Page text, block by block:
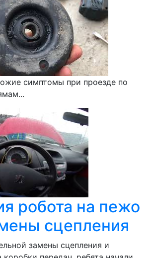
симптомы при проезде по
робота на пежо
сцепления
замены сцепления и